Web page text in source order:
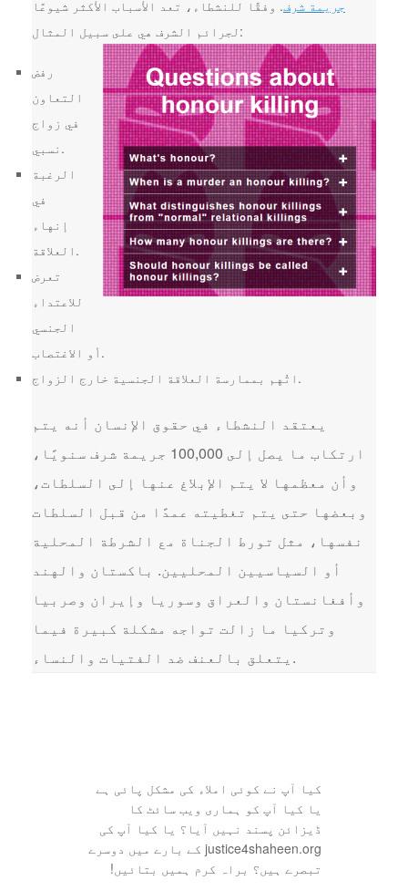
جريمة شرف. وفقًا للنشطاء، تعد الأسباب الأكثر شيوعًا
لجرائم الشرف هي على سبيل المثال:
رفض
التعاون
في زواج
نسبي.
الرغبة
في
إنهاء
العلاقة.
تعرض
للاعتداء
الجنسي
أو الاغتصاب.
اتُهم بممارسة العلاقة الجنسية خارج الزواج.
يعتقد النشطاء في حقوق الإنسان أنه يتم
ارتكاب ما يصل إلى 100,000 جريمة شرف سنويًا،
وأن معظمها لا يتم الإبلاغ عنها إلى السلطات،
وبعضها حتى يتم تغطيته عمدًا من قبل السلطات
نفسها، مثل تورط الجناة مع الشرطة المحلية
أو السياسيين المحليين. باكستان والهند
وأفغانستان والعراق وسوريا وإيران وصربيا
وتركيا ما زالت تواجه مشكلة كبيرة فيما
يتعلق بالعنف ضد الفتيات والنساء.
کیا آپ نے کوئی املاء کی مشکل پائی ہے
یا کیا آپ کو ہماری ویب سائٹ کا
ڈیزائن پسند نہیں آیا؟ یا کیا آپ کی
justice4shaheen.org کے بارے میں دوسرے
تبصرے ہیں؟ براہ کرم ہمیں بتائیں!